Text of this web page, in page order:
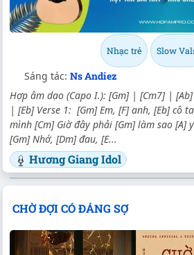
Nhạc trẻ Slow
Sáng tác: Ns Andiez
Hợp âm dạo (Capo I.): [Gm] | [Cm7] |
| [Eb] Verse 1: [Gm] Em, [F] anh, [Eb] cô
mình [Cm] Giờ đây phải [Gm] làm sao [A]
[Gm] Nhớ, [Dm] đau, [E...
Hương Giang Idol
CHỜ ĐỢI CÓ ĐÁNG SỢ